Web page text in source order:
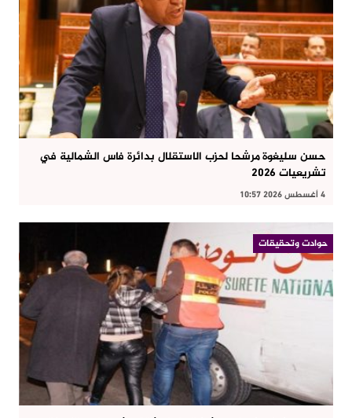
حسن سليغوة مرشحا لحزب الاستقلال بدائرة فاس الشمالية في
تشريعيات 2026
4 أغسطس 2026 10:57
حوادت وتحقيقات